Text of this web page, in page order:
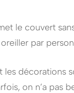
le couvert
par
décorations
on n’a pas